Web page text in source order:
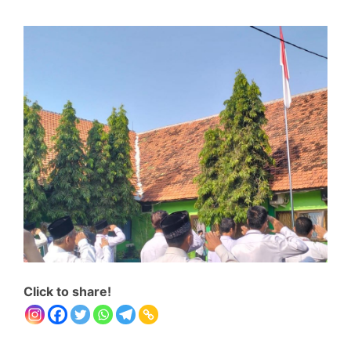
Click to share!